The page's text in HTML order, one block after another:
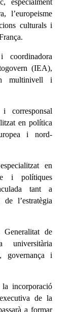
especialment
l’europeisme
culturals i
coordinadora
(IEA),
multinivell i
corresponsal
en política
i nord-
en
i polítiques
tant a
l’estratègia
de
universitària
governança i
incorporació
de la
a formar